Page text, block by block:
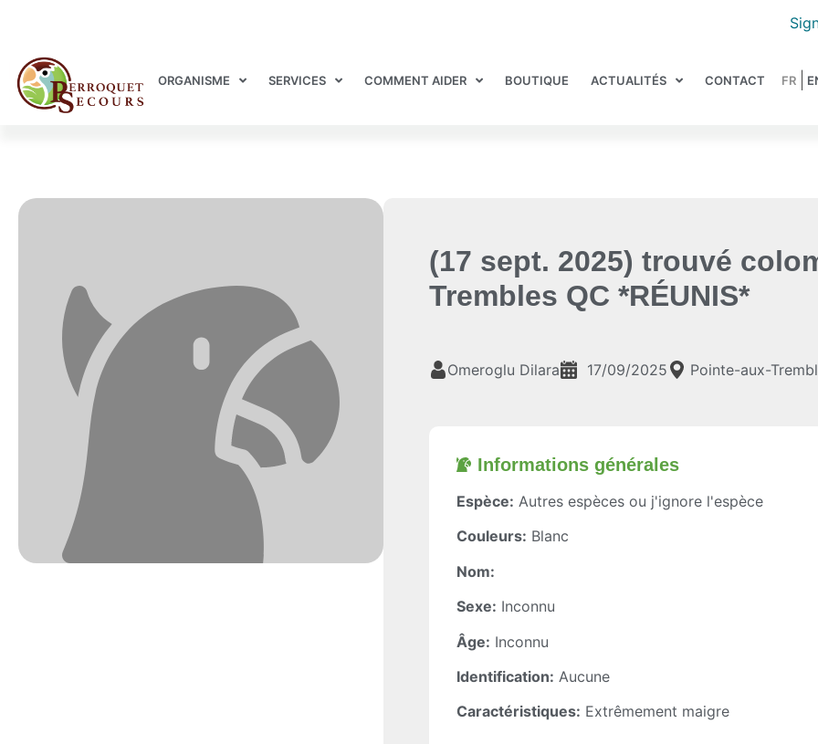
ORGANISME SERVICES COMMENT AIDER BOUTIQUE ACTUALITÉS CONTACT
(17 sept. 2025) trouvé
Trembles QC *RÉUNIS*
Omeroglu Dilara 17/09/2025 Pointe-aux-
Informations générales​
Espèce: Autres espèces ou j'ignore l'espèce
Couleurs: Blanc
Nom:
Sexe: Inconnu
Âge: Inconnu
Identification: Aucune
Caractéristiques: Extrêmement maigre